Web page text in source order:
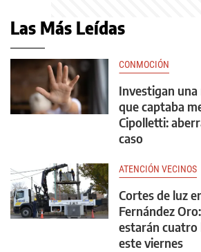
Las Más Leídas
CONMOCIÓN
Investigan
que captaba
Cipolletti:
caso
ATENCIÓN VECINOS
Cortes de luz
Fernández
estarán cuatro
este viernes